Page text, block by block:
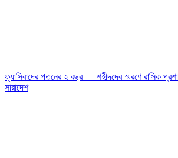
ফ্যাসিবাদের পতনের ২ বছর — শহীদদের স্মরণে রাসিক
সারাদেশ